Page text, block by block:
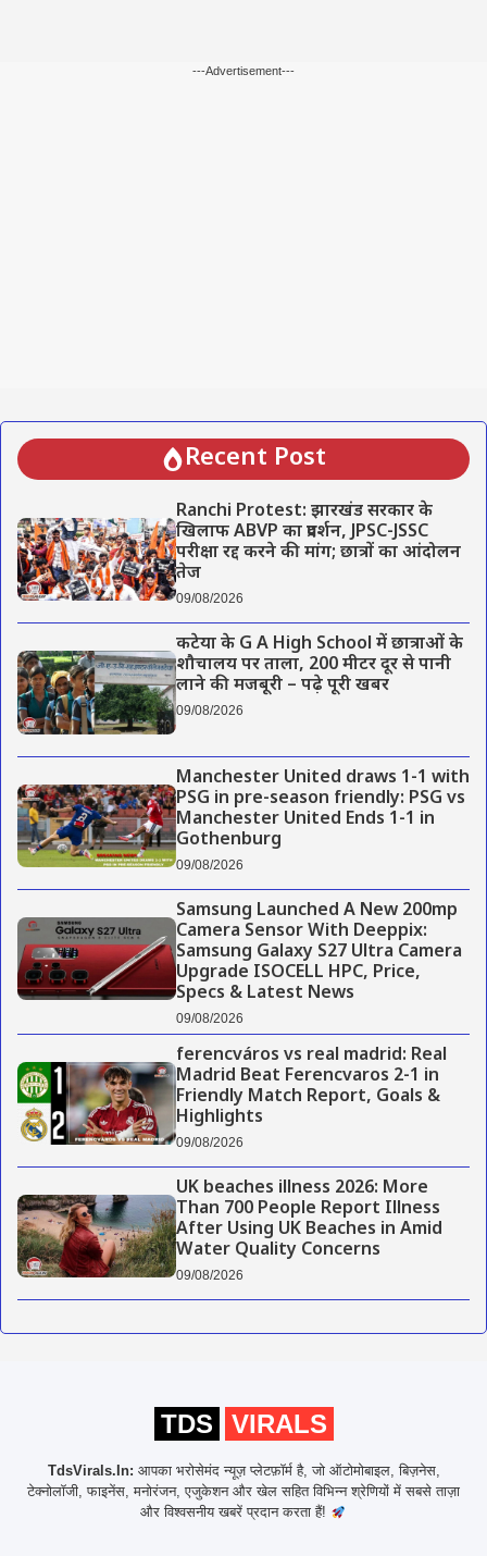
---Advertisement---
Recent Post
Ranchi Protest: झारखंड सरकार के
खिलाफ ABVP का प्रदर्शन, JPSC-JSSC
परीक्षा रद्द करने की मांग; छात्रों का आंदोलन
तेज
09/08/2026
कटेया के G A High School में छात्राओं के
शौचालय पर ताला, 200 मीटर दूर से पानी
लाने की मजबूरी – पढ़े पूरी खबर
09/08/2026
Manchester United draws 1-1 with
PSG in pre-season friendly: PSG vs
Manchester United Ends 1-1 in
Gothenburg
09/08/2026
Samsung Launched A New 200mp
Camera Sensor With Deeppix:
Samsung Galaxy S27 Ultra Camera
Upgrade ISOCELL HPC, Price,
Specs & Latest News
09/08/2026
ferencváros vs real madrid: Real
Madrid Beat Ferencvaros 2-1 in
Friendly Match Report, Goals &
Highlights
09/08/2026
UK beaches illness 2026: More
Than 700 People Report Illness
After Using UK Beaches in Amid
Water Quality Concerns
09/08/2026
TDS VIRALS
TdsVirals.In: आपका भरोसेमंद न्यूज़ प्लेटफ़ॉर्म है, जो ऑटोमोबाइल, बिज़नेस,
टेक्नोलॉजी, फाइनेंस, मनोरंजन, एजुकेशन और खेल सहित विभिन्न श्रेणियों में सबसे ताज़ा
और विश्वसनीय खबरें प्रदान करता हैं!